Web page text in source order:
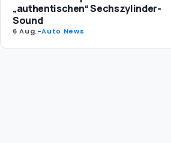
„authentischen“ Sechszylinder-
Sound
6 Aug.-Auto News